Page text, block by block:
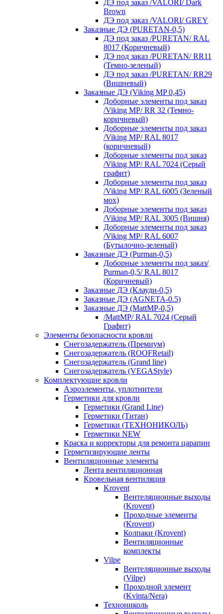
ДЭ под заказ /VALORI/ Dark
Brown
ДЭ под заказ /VALORI/ GREY
Заказные ДЭ (PURETAN-0,5)
ДЭ под заказ /PURETAN/ RAL
8017 (Коричневый)
ДЭ под заказ /PURETAN/ RR11
(Темно-зеленый)
ДЭ под заказ /PURETAN/ RR29
(Вишневый)
Заказные ДЭ (Viking MP 0,45)
Доборные элементы под заказ
/Viking MP/ RR 32 (Темно-
коричневый)
Доборные элементы под заказ
/Viking MP/ RAL 8017
(коричневый)
Доборные элементы под заказ
/Viking MP/ RAL 7024 (Серый
графит)
Доборные элементы под заказ
/Viking MP/ RAL 6005 (Зеленый
мох)
Доборные элементы под заказ
/Viking MP/ RAL 3005 (Вишня)
Доборные элементы под заказ
/Viking MP/ RAL 6007
(Бутылочно-зеленый)
Заказные ДЭ (Purman-0,5)
Доборные элементы под заказ/
Purman-0,5/ RAL 8017
(Коричневый)
Заказные ДЭ (Клауди-0,5)
Заказные ДЭ (AGNETA-0.5)
Заказные ДЭ (MattMP-0,5)
/MattMP/ RAL 7024 (Серый
Графит)
Элементы безопасности кровли
Снегозадержатель (Премиум)
Снегозадержатель (ROOFRetail)
Снегозадержатель (Grand line)
Снегозадержатель (VEGAStyle)
Комплектующие кровли
Аэроэлементы, уплотнители
Герметики для кровли
Герметики (Grand Line)
Герметики (Титан)
Герметики (ТЕХНОНИКОЛЬ)
Герметики NEW
Краска и корректоры для ремонта царапин
Герметизирующие ленты
Вентиляционные элементы
Лента вентиляционная
Кровельная вентиляция
Krovent
Вентеляционные выходы
(Krovent)
Проходные элементы
(Krovent)
Колпаки (Krovent)
Вентиляционные
комплекты
Vilpe
Вентеляционные выходы
(Vilpe)
Проходной элемент
(Kvinta/Nera)
Технониколь